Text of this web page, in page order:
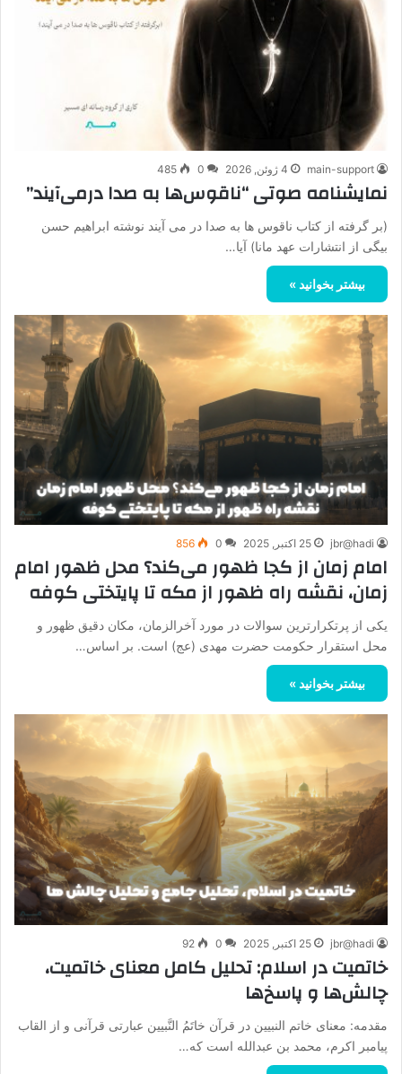
main-support 4 ژوئن, 2026 0
485
نمایشنامه صوتی “ناقوس‌ها به صدا در‌می‌آیند”
(بر گرفته از کتاب ناقوس ها به صدا در می آیند نوشته ابراهیم حسن
بیگی از انتشارات عهد مانا) آیا…
بیشتر بخوانید »
jbr@hadi 25 اکتبر, 2025 0
856
امام زمان از کجا ظهور می‌کند؟ محل ظهور امام
زمان، نقشه راه ظهور از مکه تا پایتختی کوفه
یکی از پرتکرارترین سوالات در مورد آخرالزمان، مکان دقیق ظهور و
محل استقرار حکومت حضرت مهدی (عج) است. بر اساس…
بیشتر بخوانید »
jbr@hadi 25 اکتبر, 2025 0
92
خاتمیت در اسلام: تحلیل کامل معنای خاتمیت،
چالش‌ها و پاسخ‌ها
مقدمه: معنای خاتم النبیین در قرآن خاتَم‌ُ النَّبیین عبارتی قرآنی و از القاب
پیامبر اکرم، محمد بن عبدالله است که…